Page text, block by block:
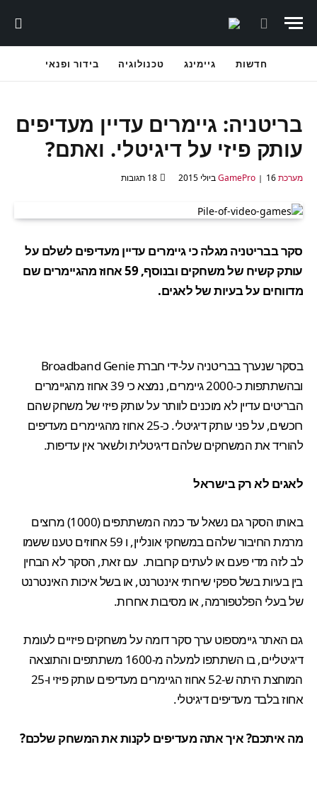
חדשות גיימינג טכנולוגיה בידור ופנאי
בריטניה: גיימרים עדיין מעדיפים
עותק פיזי על דיגיטלי. ואתם?
מערכת GamePro16 ביולי 2015 18 תגובות
סקר בבריטניה מגלה כי גיימרים עדיין מעדיפים לשלם על
עותק קשיח של משחקים ובנוסף, 59 אחוז מהגיימרים שם
מדווחים על בעיות של לאגים.
בסקר שנערך בבריטניה על-ידי חברת Broadband Genie
ובהשתתפות כ-2000 גיימרים, נמצא כי 39 אחוז מהגיימרים
הבריטים עדיין לא מוכנים לוותר על עותק פיזי של משחק שהם
רוכשים, על פני עותק דיגיטלי. כ-25 אחוז מהגיימרים מעדיפים
להוריד את המשחקים שלהם דיגיטלית ולשאר אין עדיפות.
לאגים לא רק בישראל
באותו הסקר גם נשאל עד כמה המשתתפים (1000) מרוצים
מרמת החיבור שלהם במשחקי אונליין, ו 59 אחוזים טענו ששמו
לב לזה מדי פעם או לעתים קרובות. עם זאת, הסקר לא הבחין
בין בעיות בשל ספקי שירותי אינטרנט, או בשל איכות האינטרנט
של בעלי הפלטפורמה, או מסיבות אחרות.
גם האתר גיימספוט ערך סקר דומה על משחקים פיזיים לעומת
דיגיטליים, בו השתתפו למעלה מ-1600 משתתפים והתוצאה
המוחצת היתה ש-52 אחוז הגיימרים מעדיפים עותק פיזי ו-25
אחוז בלבד מעדיפים דיגיטלי.
מה איתכם? איך אתה מעדיפים לקנות את המשחק שלכם?